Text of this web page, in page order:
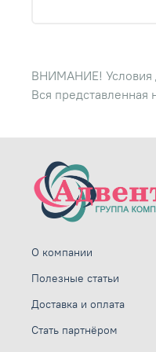
ВНИМАНИЕ! Условия
Вся представленная
О компании
Полезные статьи
Доставка и оплата
Стать партнёром